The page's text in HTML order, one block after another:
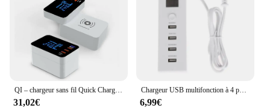
QI – chargeur sans fil Quick Charge 3.0 intelligent USB Type C, Station de recharge HUB avec affichage Led, adaptateur d'alimentation pour ordinateur de bureau
31,02€
Chargeur USB multifonction à 4 ports, charge rapide, prise intelligente, multiprise, pipeline 5V, prise d'extension, électronique domestique, chargeur UE
6,99€